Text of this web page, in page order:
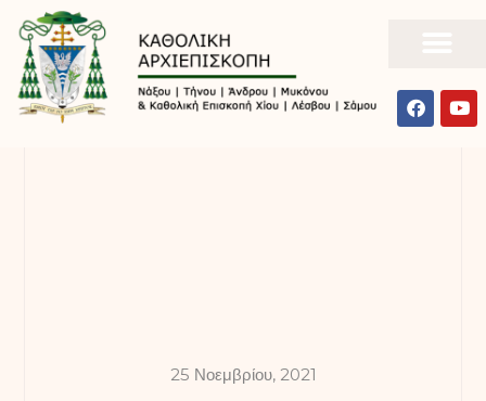
25 Νοεμβρίου, 2021